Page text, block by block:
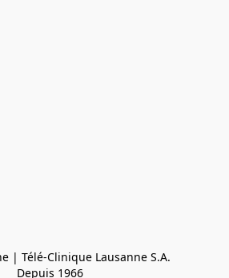
| Télé-Clinique Lausanne S.A.
Depuis 1966